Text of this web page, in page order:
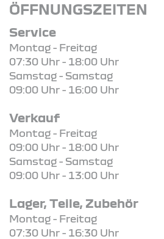
ÖFFNUNGSZEITEN
Service
Montag - Freitag
07:30 Uhr - 18:00 Uhr
Samstag - Samstag
09:00 Uhr - 16:00 Uhr
Verkauf
Montag - Freitag
09:00 Uhr - 18:00 Uhr
Samstag - Samstag
09:00 Uhr - 13:00 Uhr
Lager, Teile, Zubehör
Montag - Freitag
07:30 Uhr - 16:30 Uhr